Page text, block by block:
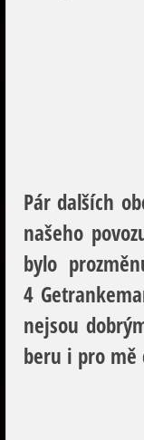
Pár dalších
našeho
bylo
4
nejsou
beru i pro mě